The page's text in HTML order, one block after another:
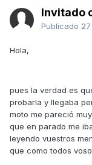
Invitado
Publicado
Hola,
pues la verdad es
probarla y llegaba
moto me pareció
que en parado me
leyendo vuestros
que como todos